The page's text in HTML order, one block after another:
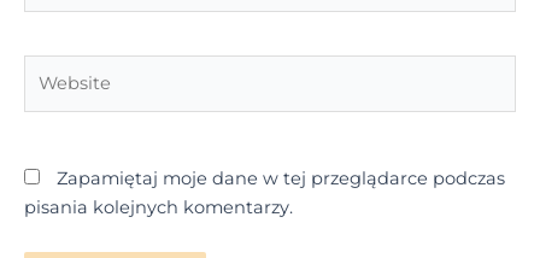
Zapamiętaj moje dane w tej przeglądarce podczas
pisania kolejnych komentarzy.